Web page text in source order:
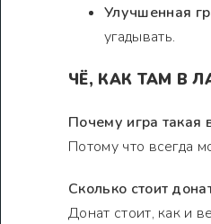
Улучшенная
угадывать.
ЧЁ, КАК ТАМ В
Почему игра такая
Потому что всегда
Сколько стоит
Донат стоит, как и